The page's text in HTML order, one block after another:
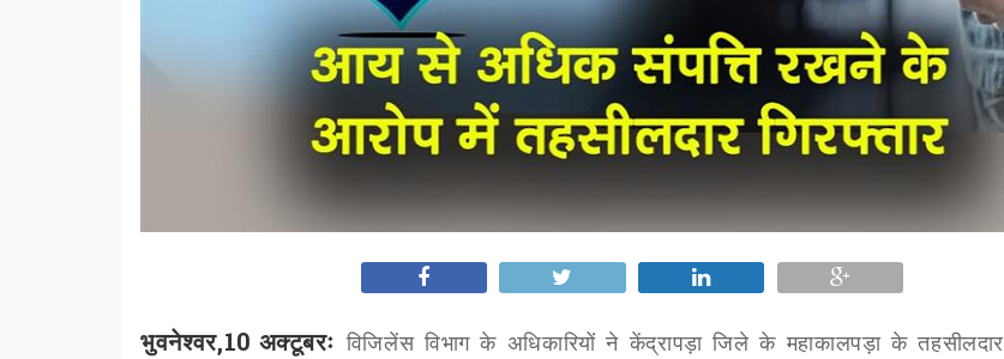
भुवनेश्वर,10 अक्टूबरः विजिलेंस विभाग के अधिकारियों ने केंद्रापड़ा जिले के महाकालपड़ा के तहसीलदार